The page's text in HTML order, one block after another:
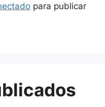
para publicar